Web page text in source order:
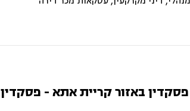
באזור קריית אתא - פסקדין